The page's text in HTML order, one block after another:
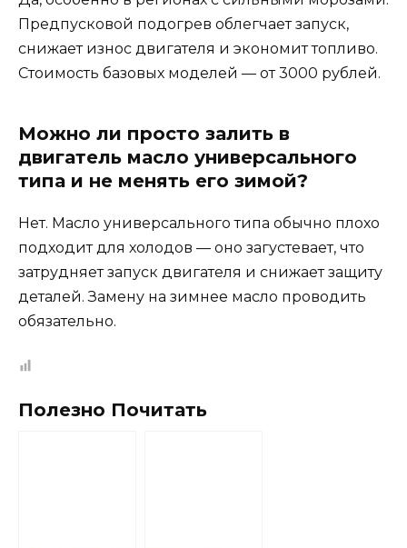
Предпусковой подогрев облегчает запуск,
снижает износ двигателя и экономит топливо.
Стоимость базовых моделей — от 3000 рублей.
Можно ли просто залить в
двигатель масло универсального
типа и не менять его зимой?
Нет. Масло универсального типа обычно плохо
подходит для холодов — оно загустевает, что
затрудняет запуск двигателя и снижает защиту
деталей. Замену на зимнее масло проводить
обязательно.
Полезно Почитать